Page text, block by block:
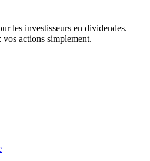
les investisseurs en dividendes.
actions simplement.